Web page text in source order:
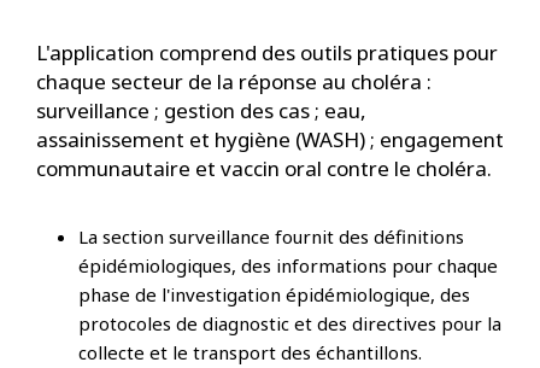
L'application comprend des outils pratiques pour
chaque secteur de la réponse au choléra :
surveillance ; gestion des cas ; eau,
assainissement et hygiène (WASH) ; engagement
communautaire et vaccin oral contre le choléra.
La section surveillance fournit des définitions
épidémiologiques, des informations pour chaque
phase de l'investigation épidémiologique, des
protocoles de diagnostic et des directives pour la
collecte et le transport des échantillons.